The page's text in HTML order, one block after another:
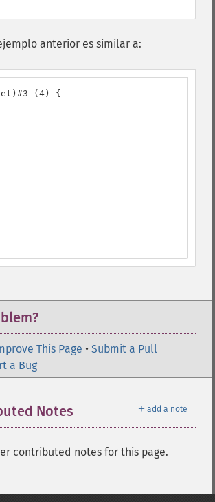
anterior es similar a:
(4) {
This Page • Submit a Pull
a Bug
＋ add a note
Notes
contributed notes for this page.